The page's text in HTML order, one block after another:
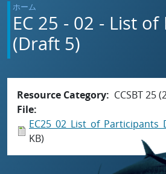
ホーム
EC 25 - 02 - List
(Draft 5)
Resource Category
CCSBT 25
File
KB)